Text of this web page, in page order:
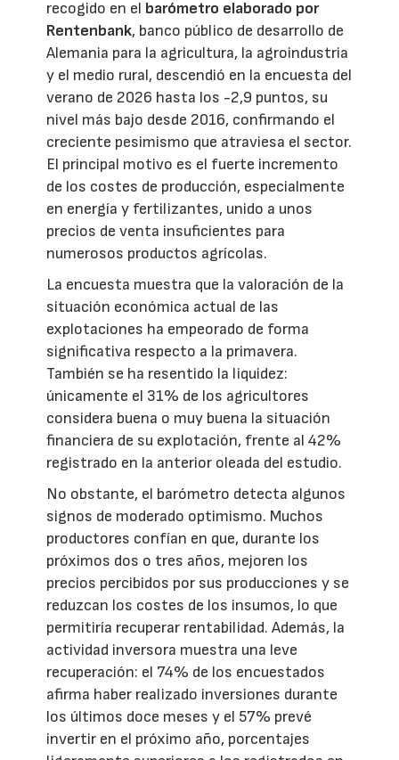
recogido en el barómetro elaborado por
Rentenbank, banco público de desarrollo de
Alemania para la agricultura, la agroindustria
y el medio rural, descendió en la encuesta del
verano de 2026 hasta los -2,9 puntos, su
nivel más bajo desde 2016, confirmando el
creciente pesimismo que atraviesa el sector.
El principal motivo es el fuerte incremento
de los costes de producción, especialmente
en energía y fertilizantes, unido a unos
precios de venta insuficientes para
numerosos productos agrícolas.
La encuesta muestra que la valoración de la
situación económica actual de las
explotaciones ha empeorado de forma
significativa respecto a la primavera.
También se ha resentido la liquidez:
únicamente el 31% de los agricultores
considera buena o muy buena la situación
financiera de su explotación, frente al 42%
registrado en la anterior oleada del estudio.
No obstante, el barómetro detecta algunos
signos de moderado optimismo. Muchos
productores confían en que, durante los
próximos dos o tres años, mejoren los
precios percibidos por sus producciones y se
reduzcan los costes de los insumos, lo que
permitiría recuperar rentabilidad. Además, la
actividad inversora muestra una leve
recuperación: el 74% de los encuestados
afirma haber realizado inversiones durante
los últimos doce meses y el 57% prevé
invertir en el próximo año, porcentajes